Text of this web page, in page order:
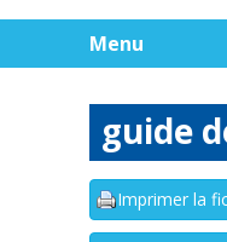
Menu
guide